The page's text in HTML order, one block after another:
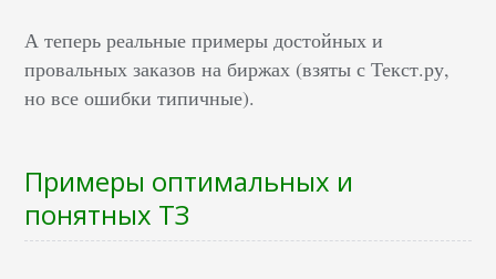
А теперь реальные примеры достойных и
провальных заказов на биржах (взяты с Текст.ру,
но все ошибки типичные).
Примеры оптимальных и
понятных ТЗ